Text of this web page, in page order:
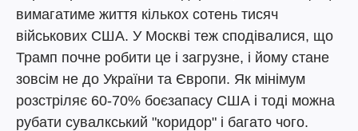
вимагатиме життя кількох сотень тисяч
військових США. У Москві теж сподівалися, що
Трамп почне робити це і загрузне, і йому стане
зовсім не до України та Європи. Як мінімум
розстріляє 60-70% боєзапасу США і тоді можна
рубати сувалкський "коридор" і багато чого.